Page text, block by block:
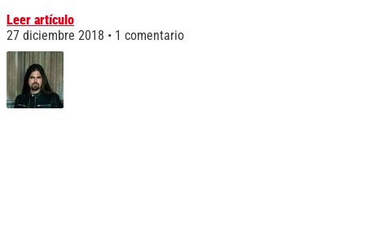
Leer artículo
27 diciembre 2018
1 comentario